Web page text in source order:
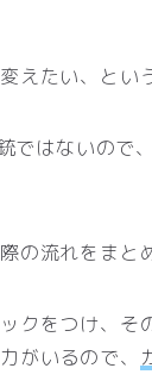
たい、とい
はないので
の流れをまと
クをつけ、そ
がいるので、